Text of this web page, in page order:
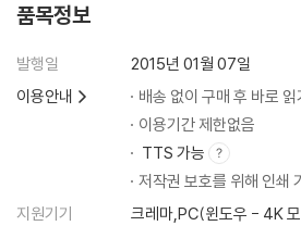
품목정보
발행일
2015년 01월 07일
이용안내
배송 없이 구매 후 바로 읽
이용기간 제한없음
TTS 가능
저작권 보호를 위해 인쇄
지원기기
크레마,PC(윈도우 - 4K